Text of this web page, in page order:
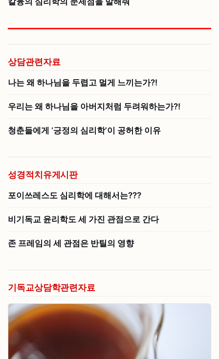
상담관련자료
나는 왜 하나님을 두렵고 멀게 느끼는가?!
우리는 왜 하나님을 아버지처럼 두려워하는가?!
청춘들에게 ‘긍정의 심리학’이 공허한 이유
성경적치유게시판
포이쓰레스도 심리학에 대해서는???
비기독교 윤리학도 세 가진 관점으로 간다
존 프레임의 세 관점은 반틸의 영향
기독교상담학관련자료